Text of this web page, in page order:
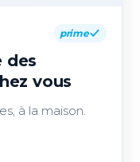
prime
des
vous
à la maison.